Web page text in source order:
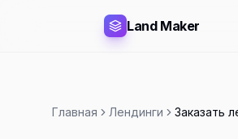
Land Maker
Главная Лендинги Заказать